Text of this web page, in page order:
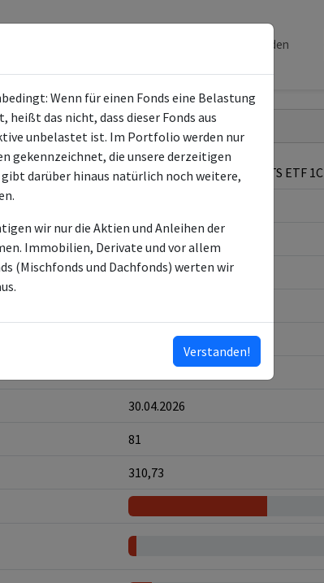
Spenden
Xtrackers MSCI Korea UCITS ETF 1C
DWS Investment SA
30.04.2026
81
310,73
Wenn für einen Fonds eine Belastung
heißt das nicht, dass dieser Fonds aus
unbelastet ist. Im Portfolio werden nur
gekennzeichnet, die unsere derzeitigen
gibt darüber hinaus natürlich noch weitere,
wir nur die Aktien und Anleihen der
Immobilien, Derivate und vor allem
(Mischfonds und Dachfonds) werten wir
Verstanden!